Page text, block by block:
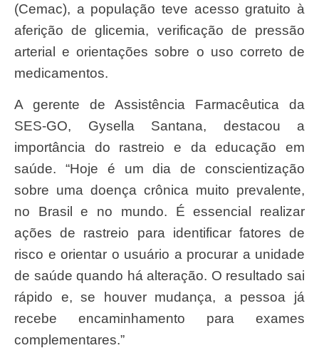
(Cemac), a população teve acesso gratuito à
aferição de glicemia, verificação de pressão
arterial e orientações sobre o uso correto de
medicamentos.
A gerente de Assistência Farmacêutica da
SES-GO, Gysella Santana, destacou a
importância do rastreio e da educação em
saúde. “Hoje é um dia de conscientização
sobre uma doença crônica muito prevalente,
no Brasil e no mundo. É essencial realizar
ações de rastreio para identificar fatores de
risco e orientar o usuário a procurar a unidade
de saúde quando há alteração. O resultado sai
rápido e, se houver mudança, a pessoa já
recebe encaminhamento para exames
complementares.”